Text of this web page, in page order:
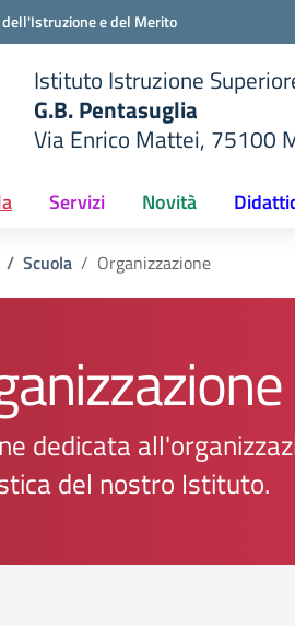
e del Merito
Istituto Istruzione
G.B. Pentasuglia
Via Enrico Mattei, 75100
Servizi Novità
Scuola Organizzazione
dedicata
del nostro Istituto.